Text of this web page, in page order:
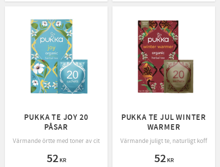
PUKKA TE JOY 20
PÅSAR
Värmande örtte med toner av citrus
52KR
PUKKA TE JUL WINTER
WARMER
Värmande juligt te, naturligt
52KR